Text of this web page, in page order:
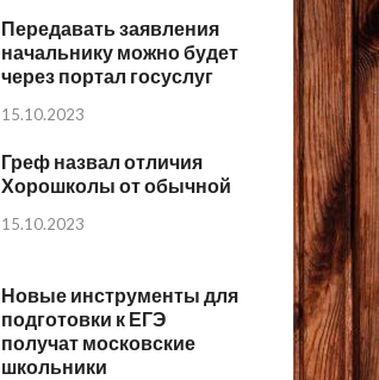
Передавать заявления
начальнику можно будет
через портал госуслуг
15.10.2023
Греф назвал отличия
Хорошколы от обычной
15.10.2023
Новые инструменты для
подготовки к ЕГЭ
получат московские
школьники